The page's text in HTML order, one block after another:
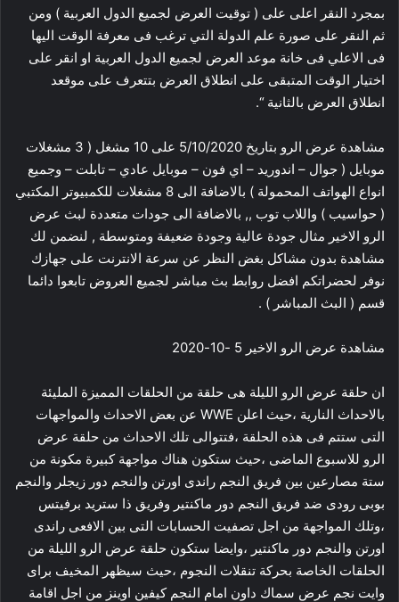
بمجرد النقر اعلى على ( توقيت العرض لجميع الدول العربية ) ومن
ثم النقر على صورة علم الدولة التي ترغب فى معرفة الوقت اليها
فى الاعلي فى خانة موعد العرض لجميع الدول العربية او انقر على
اختيار الوقت المتبقى على انطلاق العرض بتتعرف على موقعد
انطلاق العرض بالثانية “.
مشاهدة عرض الرو بتاريخ 5/10/2020 على 10 مشغل ( 3 مشغلات
موبايل ( جوال – اندوريد – اي فون – موبايل عادي – تابلت – وجميع
انواع الهواتف المحمولة ) بالاضافة الى 8 مشغلات للكمبيوتر المكتبي
( حواسيب ) واللاب توب ,, بالاضافة الى جودات متعددة لبث عرض
الرو الاخير مثال جودة عالية وجودة ضعيفة ومتوسطة , لنضمن لك
مشاهدة بدون مشاكل بغض النظر عن سرعة الانترنت على جهازك
نوفر لحضراتكم افضل روابط بث مباشر لجميع العروض تابعوا دائما
قسم ( البث المباشر ) .
مشاهدة عرض الرو الاخير 5 -10-2020
ان حلقة عرض الرو الليلة هى حلقة من الحلقات المميزة المليئة
بالاحداث النارية ،حيث اعلن WWE عن بعض الاحداث والمواجهات
التى ستتم فى هذه الحلقة ،فتتوالى تلك الاحداث من حلقة عرض
الرو للاسبوع الماضى ،حيث ستكون هناك مواجهة كبيرة مكونة من
ستة مصارعين بين فريق النجم راندى اورتن والنجم دور زيجلر والنجم
بوبى رودى ضد فريق النجم دور ماكنتير وفريق ذا ستريد برفيتس
،وتلك المواجهة من اجل تصفيت الحسابات التى بين الافعى راندى
اورتن والنجم دور ماكنتير ،وايضا ستكون حلقة عرض الرو الليلة من
الحلقات الخاصة بحركة تنقلات النجوم ،حيث سيظهر المخيف براى
وايت نجم عرض سماك داون امام النجم كيفين اوينز من اجل اقامة